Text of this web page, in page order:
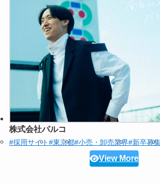
株式会社パルコ
#採用サイト#東京都#小売・卸売業界#新卒募
View More